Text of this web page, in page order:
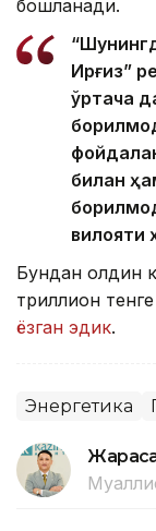
бошланади.
Ирғиз”
ўртача
билан
вилояти
Бундан олдин
триллион
ёзган эдик.
Энергетика